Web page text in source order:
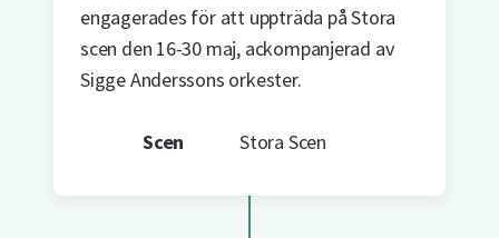
engagerades för att uppträda på Stora
scen den 16-30 maj, ackompanjerad av
Sigge Anderssons orkester.
Scen Stora Scen